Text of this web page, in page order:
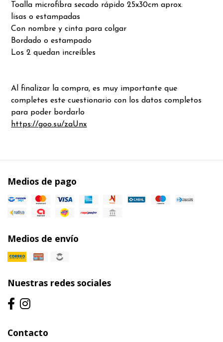
Toalla microfibra secado rápido 25x30cm aprox.
lisas o estampadas
Con nombre y cinta para colgar
Bordado o estampado
Los 2 quedan increíbles
Al finalizar la compra, es muy importante que
completes este cuestionario con los datos completos
para poder bordarlo
https://goo.su/zaUnx
Medios de pago
Medios de envío
Nuestras redes sociales
Contacto